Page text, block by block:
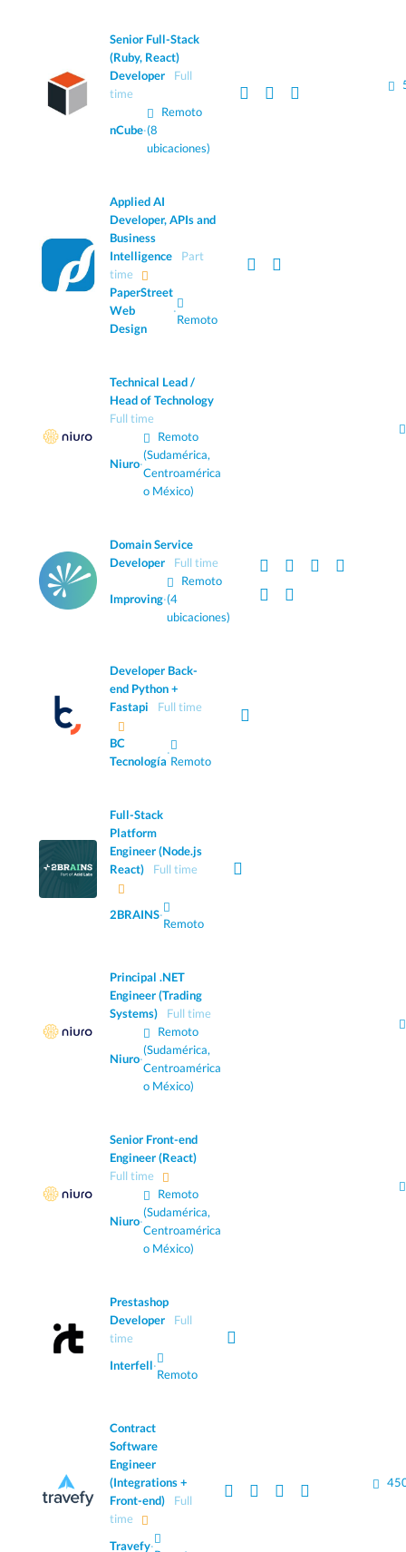
Senior Full-Stack
(Ruby, React)
Developer
Full
time
nCube·
Remoto
(8
ubicaciones)
Applied AI
Developer, APIs and
Business
Intelligence
Part
time
PaperStreet
Web
Design
·
Remoto
Technical Lead /
Head of Technology
Full time
Niuro·
Remoto
(Sudamérica,
Centroamérica
o México)
Domain Service
Developer
Full time
Improving·
Remoto
(4
ubicaciones)
Developer Back-
end Python +
Fastapi
Full time
BC
Tecnología
·
Remoto
Full-Stack
Platform
Engineer (Node.js
React)
Full time
2BRAINS·
Remoto
Principal .NET
Engineer (Trading
Systems)
Full time
Niuro·
Remoto
(Sudamérica,
Centroamérica
o México)
Senior Front-end
Engineer (React)
Full time
Niuro·
Remoto
(Sudamérica,
Centroamérica
o México)
Prestashop
Developer
Full
time
Interfell·
Remoto
Contract
Software
Engineer
(Integrations +
Front-end)
Full
time
Travefy·